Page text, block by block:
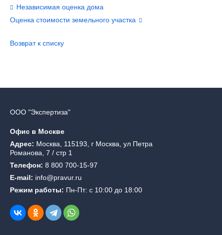
Независимая оценка дома
Оценка стоимости земельного участка
Возврат к списку
ООО "Экспертиза"
Офис в Москве
Адрес: Москва, 115193, г Москва, ул Петра
Романова, 7 / стр 1
Телефон: 8 800 700-15-97
E-mail: info@pravur.ru
Режим работы: Пн-Пт: с 10:00 до 18:00